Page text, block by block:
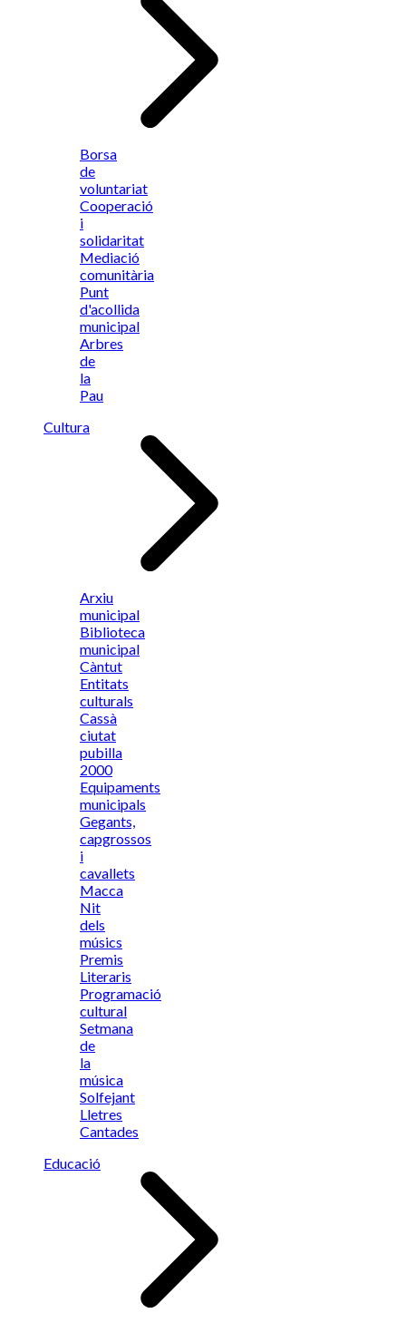
Borsa
de
voluntariat
Cooperació
i
solidaritat
Mediació
comunitària
Punt
d'acollida
municipal
Arbres
de
la
Pau
Cultura
Arxiu
municipal
Biblioteca
municipal
Càntut
Entitats
culturals
Cassà
ciutat
pubilla
2000
Equipaments
municipals
Gegants,
capgrossos
i
cavallets
Macca
Nit
dels
músics
Premis
Literaris
Programació
cultural
Setmana
de
la
música
Solfejant
Lletres
Cantades
Educació